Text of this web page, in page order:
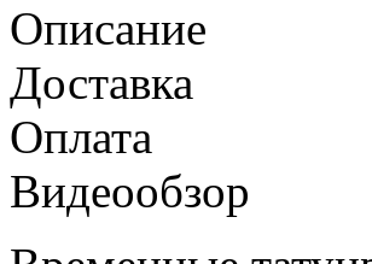
Описание
Доставка
Оплата
Видеообзор